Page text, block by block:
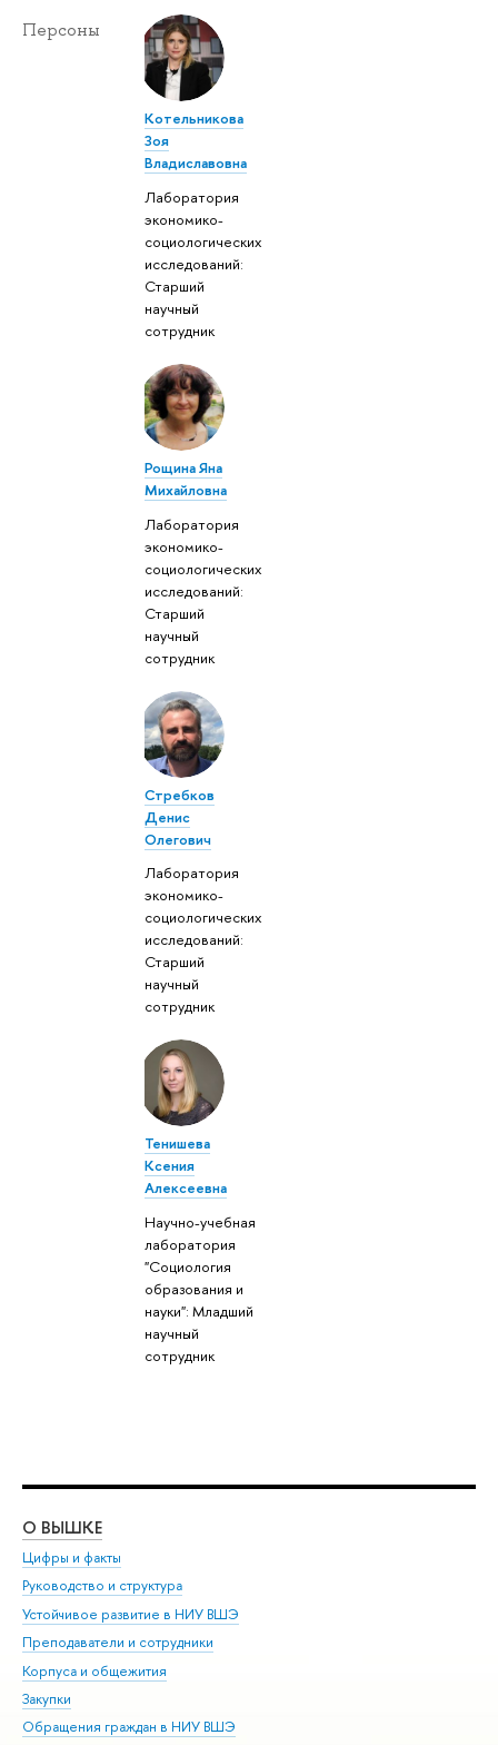
Персоны
Котельникова
Зоя
Владиславовна
Лаборатория
экономико-
социологических
исследований:
Старший
научный
сотрудник
Рощина Яна
Михайловна
Лаборатория
экономико-
социологических
исследований:
Старший
научный
сотрудник
Стребков
Денис
Олегович
Лаборатория
экономико-
социологических
исследований:
Старший
научный
сотрудник
Тенишева
Ксения
Алексеевна
Научно-учебная
лаборатория
"Социология
образования и
науки": Младший
научный
сотрудник
О ВЫШКЕ
Цифры и факты
Руководство и структура
Устойчивое развитие в НИУ ВШЭ
Преподаватели и сотрудники
Корпуса и общежития
Закупки
Обращения граждан в НИУ ВШЭ